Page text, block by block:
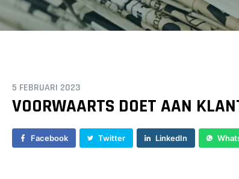
JO15-1
JO15-2
JO17-1
JO17-2
JO17-3
JO17-5
JO8-4JM
JO8-5JM
JO9-5
JO10-1
JO10-2
5 FEBRUARI 2023
VOORWAARTS DOET AAN
Facebook Twitter LinkedIn